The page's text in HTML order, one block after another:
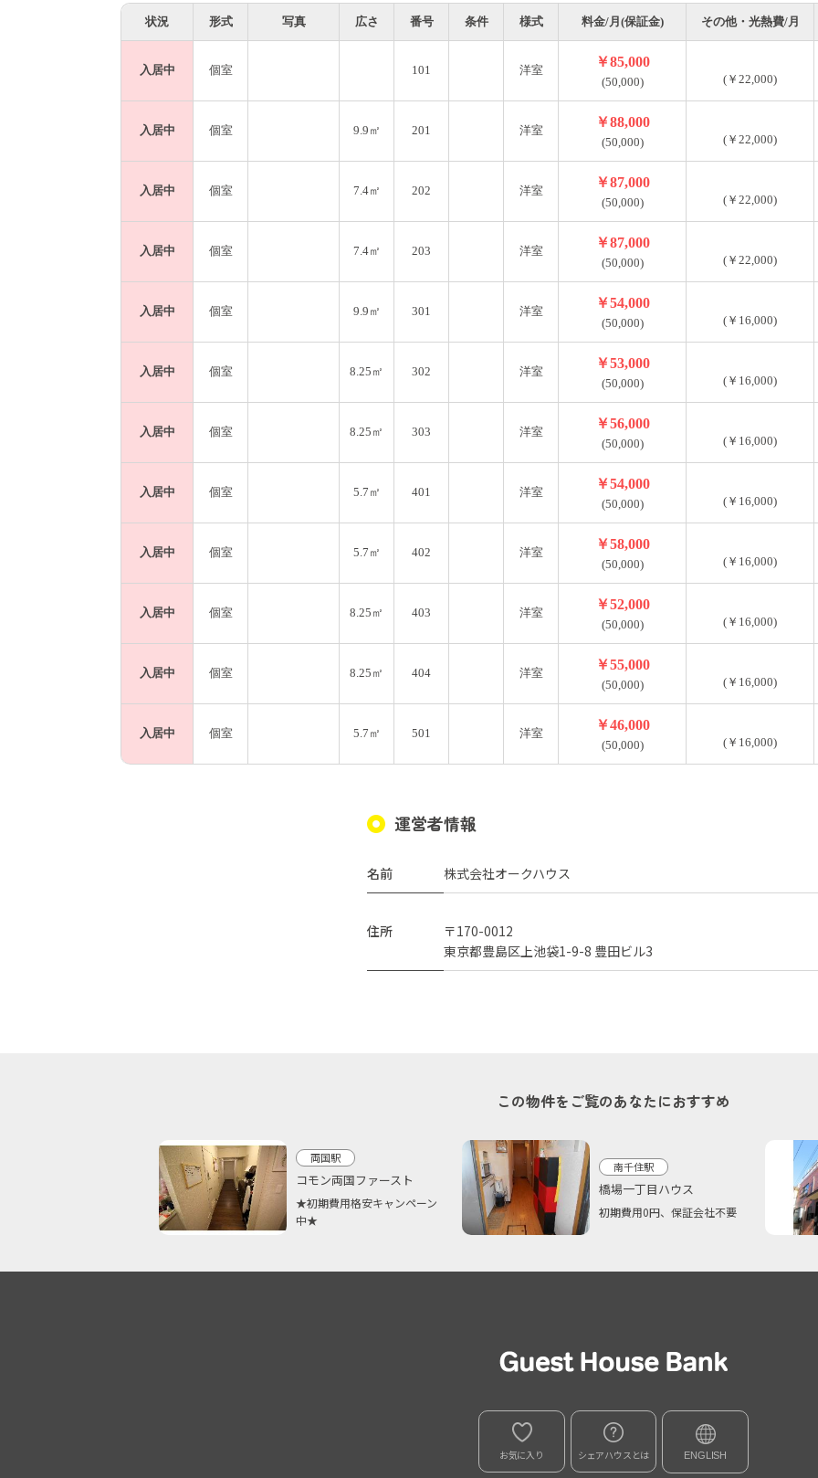
状況 形式 写真 広さ 番号 条件 様式 料金/月(保証金) その他・光熱費/月
入居中 個室 101 洋室
￥85,000
(50,000) (￥22,000)
入居中 個室 9.9㎡ 201 洋室
￥88,000
(50,000) (￥22,000)
入居中 個室 7.4㎡ 202 洋室
￥87,000
(50,000) (￥22,000)
入居中 個室 7.4㎡ 203 洋室
￥87,000
(50,000) (￥22,000)
入居中 個室 9.9㎡ 301 洋室
￥54,000
(50,000) (￥16,000)
入居中 個室 8.25㎡ 302 洋室
￥53,000
(50,000) (￥16,000)
入居中 個室 8.25㎡ 303 洋室
￥56,000
(50,000) (￥16,000)
入居中 個室 5.7㎡ 401 洋室
￥54,000
(50,000) (￥16,000)
入居中 個室 5.7㎡ 402 洋室
￥58,000
(50,000) (￥16,000)
入居中 個室 8.25㎡ 403 洋室
￥52,000
(50,000) (￥16,000)
入居中 個室 8.25㎡ 404 洋室
￥55,000
(50,000) (￥16,000)
入居中 個室 5.7㎡ 501 洋室
￥46,000
(50,000) (￥16,000)
運営者情報
名前 株式会社オークハウス
住所
〒170-0012
東京都豊島区上池袋1-9-8 豊田ビル3
この物件をご覧のあなたにおすすめ
両国駅
コモン両国ファースト
★初期費用格安キャンペーン
中★
南千住駅
橋場一丁目ハウス
初期費用0円、保証会社不要
お気に入り シェアハウスとは ENGLISH